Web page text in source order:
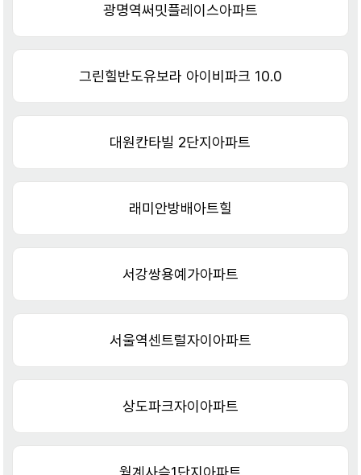
광명역써밋플레이스아파트
그린힐반도유보라 아이비파크 10.0
대원칸타빌 2단지아파트
래미안방배아트힐
서강쌍용예가아파트
서울역센트럴자이아파트
상도파크자이아파트